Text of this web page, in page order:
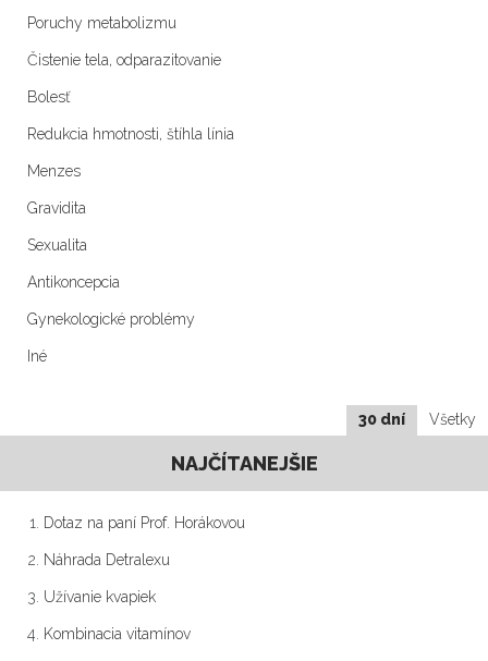
Poruchy metabolizmu
Čistenie tela, odparazitovanie
Bolesť
Redukcia hmotnosti, štíhla línia
Menzes
Gravidita
Sexualita
Antikoncepcia
Gynekologické problémy
Iné
30 dní Všetky
NAJČÍTANEJŠIE
Dotaz na paní Prof. Horákovou
Náhrada Detralexu
Užívanie kvapiek
Kombinacia vitamínov